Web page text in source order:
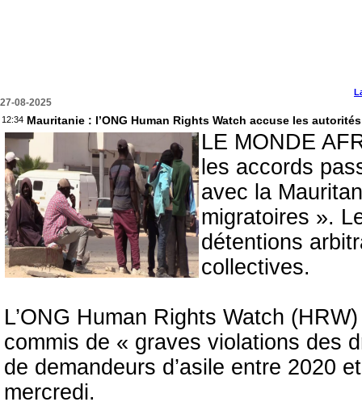
27-08-2025
12:34 Mauritanie : l’ONG Human Rights Watch accuse les
LE MONDE
les accords
avec la
migratoires ».
détentions
collectives.
L’ONG Human Rights Watch
commis de « graves violations des
de demandeurs d’asile entre 2020
mercredi.